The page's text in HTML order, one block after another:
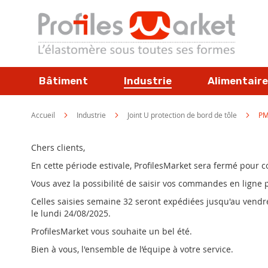
contenu
Bâtiment Industrie Alimentaire
Accueil Industrie Joint U protection de bord de tôle
Chers clients,
En cette période estivale, ProfilesMarket sera fermé pour
Vous avez la possibilité de saisir vos commandes en
Celles saisies semaine 32 seront expédiées jusqu'au
le lundi 24/08/2025.
ProfilesMarket vous souhaite un bel été.
Bien à vous, l'ensemble de l’équipe à votre service.